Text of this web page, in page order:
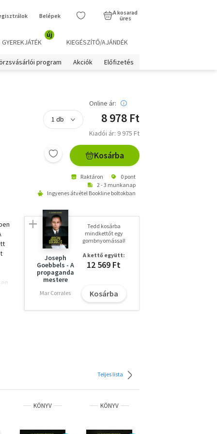
Belépek
A kosarad
üres
GYEREKJÁTÉK
új
KIEGÉSZÍTŐ/AJÁNDÉK
program Akciók Előfizetés
Online ár:
8 978 Ft
Kiadói ár: 9 975 Ft
Kosárba
Raktáron
0 pont
2 - 3 munkanap
Ingyenes átvétel Bookline boltokban
Joseph
Goebbels - A
propaganda
mestere
Mar Corrales
Tedd kosárba
mindkettőt egy
gombnyomással!
A kettő együtt:
12 569 Ft
Kosárba
Teljes lista
KÖNYV KÖNYV